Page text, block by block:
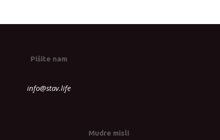
Pišite nam
info@stav.life
Mudre misli